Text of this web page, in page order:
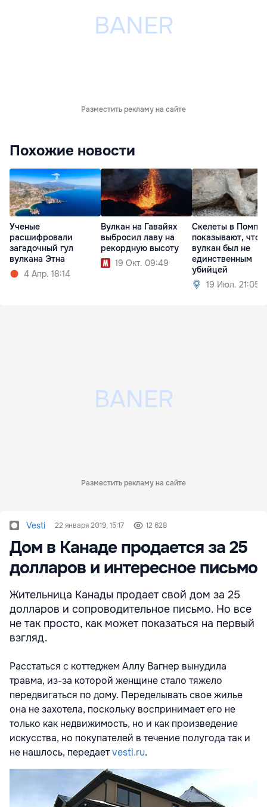
Разместить рекламу на сайте
Похожие новости
Ученые
расшифровали
загадочный гул
вулкана Этна
4 Апр. 18:14
Вулкан на Гавайях
выбросил лаву на
рекордную высоту
19 Окт. 09:49
Скелеты в
показывают, что
вулкан был не
единственным
убийцей
19 Июл. 21:05
Разместить рекламу на сайте
Vesti 22 января 2019, 15:17 12 628
Дом в Канаде продается за 25
долларов и интересное письмо
Жительница Канады продает свой дом за 25
долларов и сопроводительное письмо. Но все
не так просто, как может показаться на первый
взгляд.
Расстаться с коттеджем Аллу Вагнер вынудила
травма, из-за которой женщине стало тяжело
передвигаться по дому. Переделывать свое жилье
она не захотела, поскольку воспринимает его не
только как недвижимость, но и как произведение
искусства, но покупателей в течение полугода так и
не нашлось, передаетvesti.ru.